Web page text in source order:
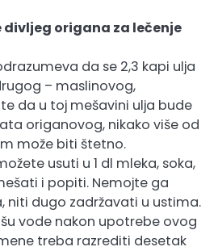
divljeg origana za lečenje
da se 2,3 kapi ulja
– maslinovog,
da u toj mešavini ulja bude
origanovog, nikako više od
može biti štetno.
usuti u 1 dl mleka, soka,
i popiti. Nemojte ga
niti dugo zadržavati u ustima.
vode nakon upotrebe ovog
treba razrediti desetak